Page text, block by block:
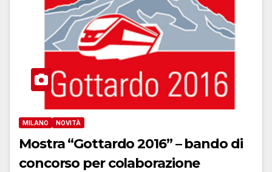
MILANO NOVITÀ
Mostra “Gottardo 2016” – bando di
concorso per colaborazione